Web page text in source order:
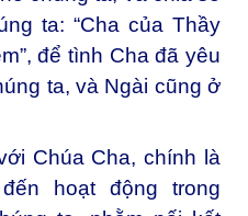
ta: “Cha của Thầy
để tình Cha đã yêu
ta, và Ngài cũng ở
Chúa Cha, chính là
hoạt động trong